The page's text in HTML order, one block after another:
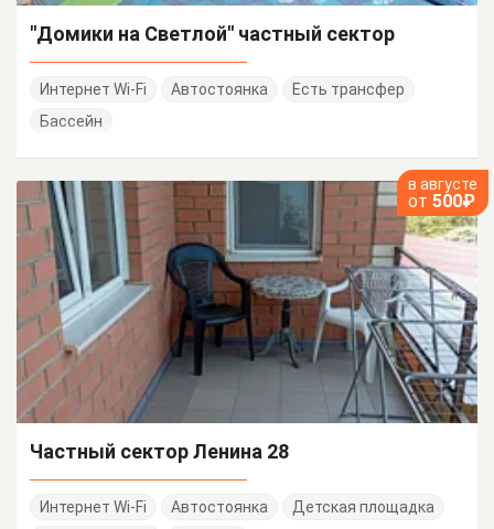
"Домики на Светлой" частный сектор
Интернет Wi-Fi Автостоянка
Есть трансфер
Бассейн
в августе
от 500₽
Частный сектор Ленина 28
Интернет Wi-Fi Автостоянка
Детская площадка